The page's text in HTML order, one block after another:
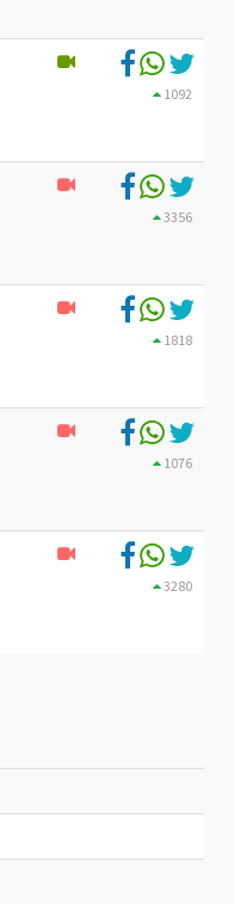
1092
3356
1818
1076
3280